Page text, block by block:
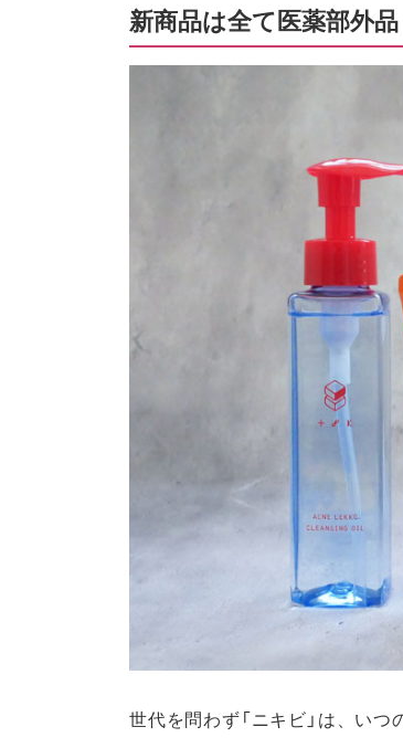
新商品は全て医薬部外
世代を問わず「ニキビ」は、い